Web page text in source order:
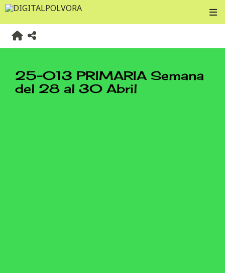
25-013 PRIMARIA Semana
del 28 al 30 Abril